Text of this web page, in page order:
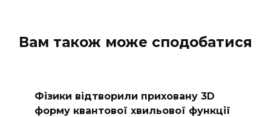
Вам також може сподобатися
Фізики відтворили приховану 3D
форму квантової хвильової функції